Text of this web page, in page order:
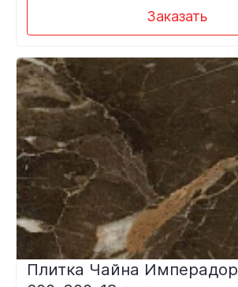
Заказать
Плитка Чайна Имперадор